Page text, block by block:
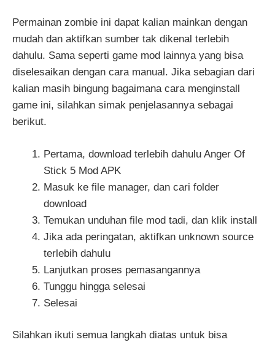
Permainan zombie ini dapat kalian mainkan dengan
mudah dan aktifkan sumber tak dikenal terlebih
dahulu. Sama seperti game mod lainnya yang bisa
diselesaikan dengan cara manual. Jika sebagian dari
kalian masih bingung bagaimana cara menginstall
game ini, silahkan simak penjelasannya sebagai
berikut.
Pertama, download terlebih dahulu Anger Of
Stick 5 Mod APK
Masuk ke file manager, dan cari folder
download
Temukan unduhan file mod tadi, dan klik install
Jika ada peringatan, aktifkan unknown source
terlebih dahulu
Lanjutkan proses pemasangannya
Tunggu hingga selesai
Selesai
Silahkan ikuti semua langkah diatas untuk bisa